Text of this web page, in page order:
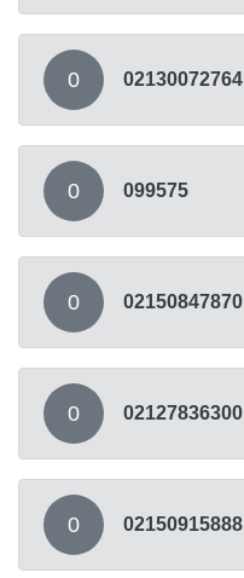
0 02130072764
0 099575
0 02150847870
0 02127836300
0 02150915888